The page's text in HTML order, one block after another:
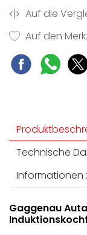
Auf die
Auf den
Technische
Informationen
Gaggenau